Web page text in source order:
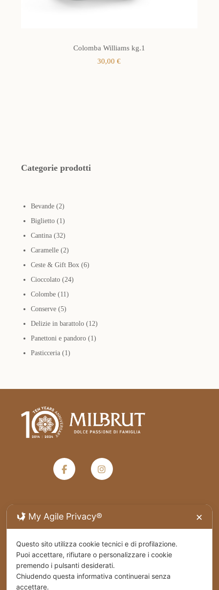
Colomba Williams kg.1
30,00€
Categorie prodotti
Bevande 22
prodotti
Biglietto 11
prodotto
Cantina 3232
prodotti
Caramelle 22
prodotti
Ceste & Gift Box 66
Cioccolato 2424
Colombe 1111
prodotti
Conserve 55
prodotti
Delizie in barattolo 1212
prodotti
Panettoni e pandoro 11
Pasticceria 11
Termini e condizioni generali di vendita
Privacy Policy
Spedizioni
Cookies
My Agile Privacy® ✕
Questo sito utilizza cookie tecnici e di profilazione.
Puoi accettare, rifiutare o personalizzare i cookie
premendo i pulsanti desiderati.
Chiudendo questa informativa continuerai senza
accettare.